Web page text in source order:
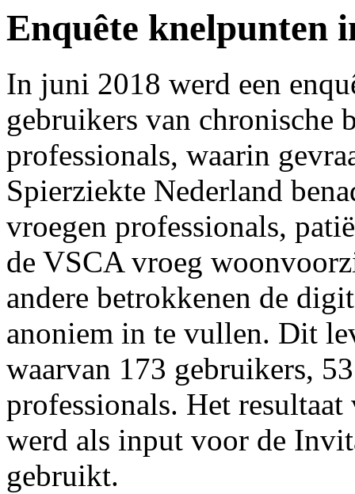
Enquête knelpunten
In juni 2018 werd een
gebruikers van chronische
professionals, waarin
Spierziekte Nederland
vroegen professionals,
de VSCA vroeg
andere betrokkenen de
anoniem in te vullen. Dit
waarvan 173 gebruikers,
professionals. Het
werd als input voor de
gebruikt.